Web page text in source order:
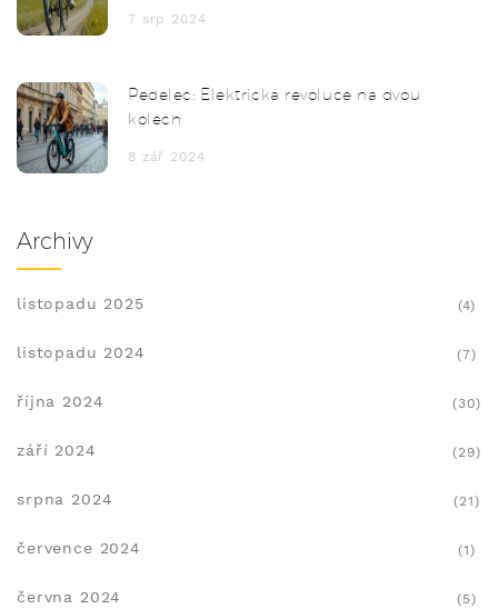
7 srp 2024
Pedelec: Elektrická revoluce na dvou
kolech
8 zář 2024
Archivy
listopadu 2025 (4)
listopadu 2024 (7)
října 2024 (30)
září 2024 (29)
srpna 2024 (21)
července 2024 (1)
června 2024 (5)